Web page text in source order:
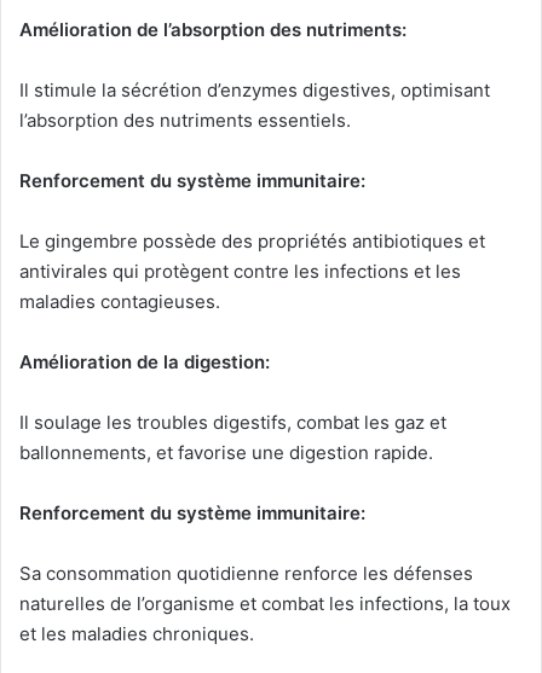
Amélioration de l’absorption des nutriments:
Il stimule la sécrétion d’enzymes digestives, optimisant
l’absorption des nutriments essentiels.
Renforcement du système immunitaire:
Le gingembre possède des propriétés antibiotiques et
antivirales qui protègent contre les infections et les
maladies contagieuses.
Amélioration de la digestion:
Il soulage les troubles digestifs, combat les gaz et
ballonnements, et favorise une digestion rapide.
Renforcement du système immunitaire:
Sa consommation quotidienne renforce les défenses
naturelles de l’organisme et combat les infections, la toux
et les maladies chroniques.